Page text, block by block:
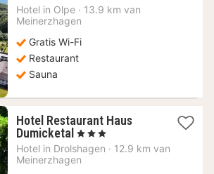
Hotel in Olpe · 13.9 km van
Meinerzhagen
Gratis Wi-Fi
Restaurant
Sauna
Hotel Restaurant Haus
Dumicketal 1
nacht
vanaf
, 3 Sterren
Hotel in Drolshagen · 12.9 km van
Meinerzhagen